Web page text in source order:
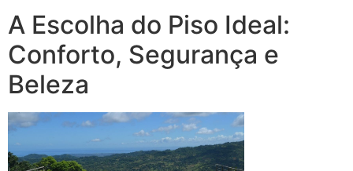
A Escolha do Piso Ideal:
Conforto, Segurança e
Beleza